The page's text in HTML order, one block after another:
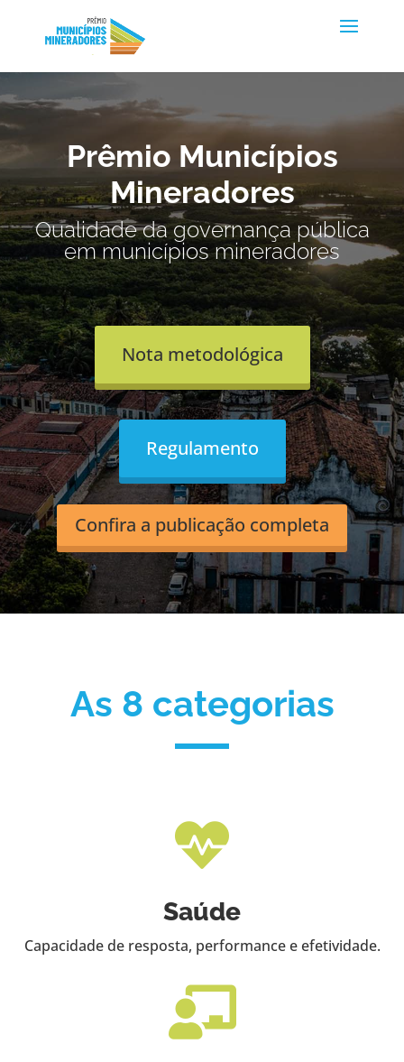
Prêmio Municípios
Mineradores
Qualidade da governança pública
em municípios mineradores
Nota metodológica
Regulamento
Confira a publicação completa
As 8 categorias

Saúde
Capacidade de resposta, performance e efetividade.
